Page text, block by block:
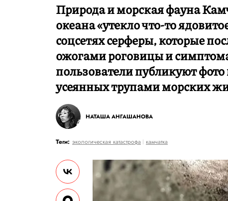
Природа и морская фауна
океана «утекло что-то
соцсетях серферы, которые
ожогами роговицы и
пользователи публикуют
усеянных трупами морских
НАТАША АНГАШАНОВА
Теги: экологическая катастрофа камчатка